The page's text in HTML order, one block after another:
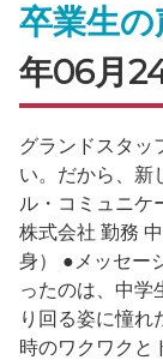
卒業生の
年06月
グランドスタッ
い。だから、新
ル・コミュニケ
株式会社 勤務
身） ●メッセー
ったのは、中学
り回る姿に憧れ
時のワクワクと